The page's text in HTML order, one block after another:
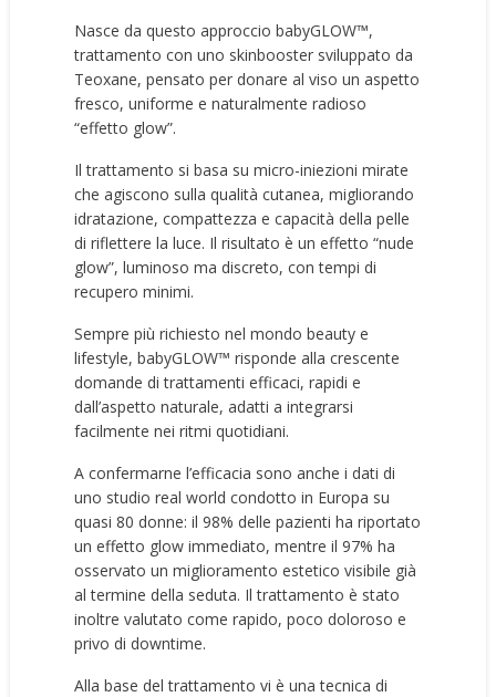
Nasce da questo approccio babyGLOW™,
trattamento con uno skinbooster sviluppato da
Teoxane, pensato per donare al viso un aspetto
fresco, uniforme e naturalmente radioso
“effetto glow”.
Il trattamento si basa su micro-iniezioni mirate
che agiscono sulla qualità cutanea, migliorando
idratazione, compattezza e capacità della pelle
di riflettere la luce. Il risultato è un effetto “nude
glow”, luminoso ma discreto, con tempi di
recupero minimi.
Sempre più richiesto nel mondo beauty e
lifestyle, babyGLOW™️ risponde alla crescente
domande di trattamenti efficaci, rapidi e
dall’aspetto naturale, adatti a integrarsi
facilmente nei ritmi quotidiani.
A confermarne l’efficacia sono anche i dati di
uno studio real world condotto in Europa su
quasi 80 donne: il 98% delle pazienti ha riportato
un effetto glow immediato, mentre il 97% ha
osservato un miglioramento estetico visibile già
al termine della seduta. Il trattamento è stato
inoltre valutato come rapido, poco doloroso e
privo di downtime.
Alla base del trattamento vi è una tecnica di